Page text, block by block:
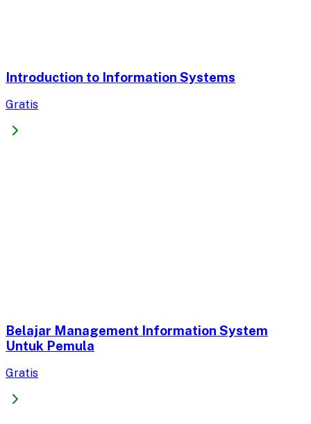
Introduction to Information Systems
Gratis
Belajar Management Information System
Untuk Pemula
Gratis